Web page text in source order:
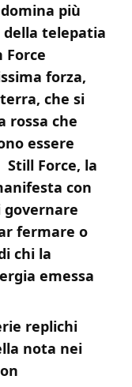
più
telepatia
Force
forza,
che si
rossa che
essere
Still Force, la
con
fermare o
chi la
emessa
replichi
nota nei